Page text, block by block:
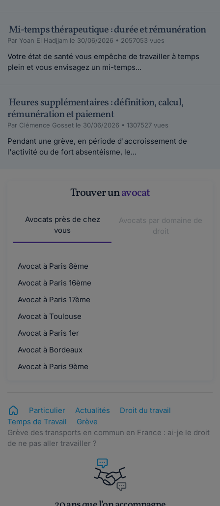
Mi-temps thérapeutique : durée et rémunération
Par Yoan El Hadjjam le 30/06/2026 • 2057053 vues
Votre état de santé vous empêche de travailler à temps
plein et vous envisagez un mi-temps...
Heures supplémentaires : définition, calcul,
rémunération et paiement
Par Clémence Gosset le 30/06/2026 • 1307527 vues
Pendant une grève, en période d'accroissement de
l'activité ou de fort absentéisme, le...
Trouver unavocat
Avocats près de chez
vous
Avocats par domaine de
droit
Avocat à Paris 8ème
Avocat à Paris 16ème
Avocat à Paris 17ème
Avocat à Toulouse
Avocat à Paris 1er
Avocat à Bordeaux
Avocat à Paris 9ème
Particulier Actualités
Droit du travail
Temps de Travail
Grève
Grève des transports en commun en France : ai-je le droit
de ne pas aller travailler ?